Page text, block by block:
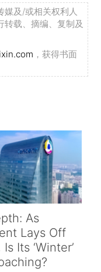
媒及/或相关权利人
转载、摘编、复制及
，获得书面
As
Lays Off
Its ‘Winter’